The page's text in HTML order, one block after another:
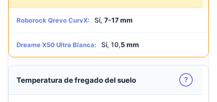
Roborock Qrevo CurvX: Sí, 7-17 mm
Dreame X50 Ultra Blanca: Sí, 10,5 mm
Temperatura de fregado del suelo ?